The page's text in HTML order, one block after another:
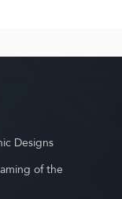
Designs
of the